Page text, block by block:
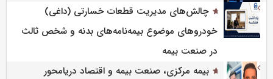
چالش‌های مدیریت قطعات خسارتی (داغی)
خودروهای موضوع بیمه‌نامه‌های بدنه و شخص ثالث
در صنعت بیمه
بیمه مرکزی، صنعت بیمه و اقتصاد دریامحور